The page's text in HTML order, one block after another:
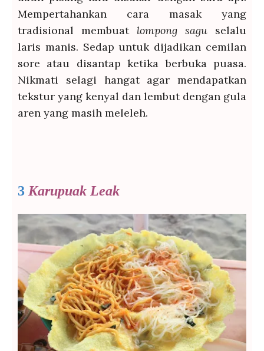
Mempertahankan cara masak yang
tradisional membuat lompong sagu selalu
laris manis. Sedap untuk dijadikan cemilan
sore atau disantap ketika berbuka puasa.
Nikmati selagi hangat agar mendapatkan
tekstur yang kenyal dan lembut dengan gula
aren yang masih meleleh.
3 Karupuak Leak